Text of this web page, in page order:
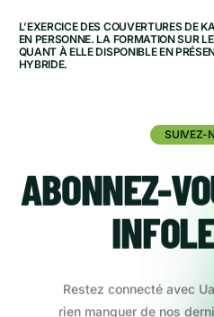
L’EXERCICE DES COUVERTURES DE
EN PERSONNE. LA FORMATION SUR
QUANT À ELLE DISPONIBLE EN
HYBRIDE.
SUIVEZ-
ABONNEZ-
Restez connecté avec
rien manquer de nos